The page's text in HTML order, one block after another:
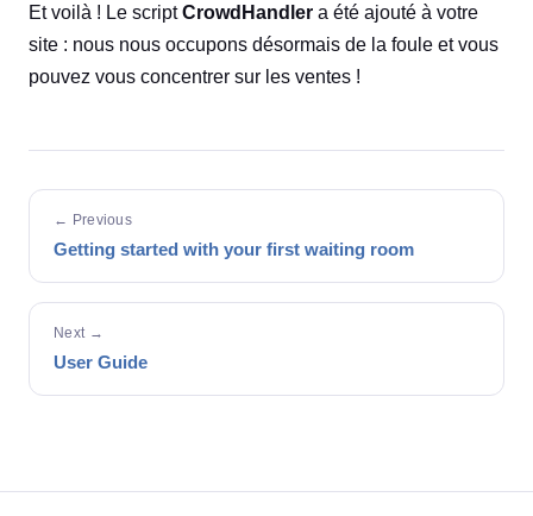
Et voilà ! Le scriptCrowdHandler a été ajouté à votre
site : nous nous occupons désormais de la foule et vous
pouvez vous concentrer sur les ventes !
← Previous
Getting started with your first waiting room
Next →
User Guide